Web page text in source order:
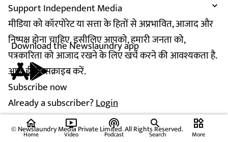
Support Independent Media
मीडिया को कॉरपोरेट या सत्ता के हितों से अप्रभावित, आजाद और
निष्पक्ष होना चाहिए. इसीलिए आपको, हमारी जनता को,
पत्रकारिता को आजाद रखने के लिए खर्च करने की आवश्यकता है.
आज ही सब्सक्राइब करें.
Subscribe now
Already a subscriber?Login
Download the Newslaundry app
© Newslaundry Media Private Limited. All Rights Reserved.
home
Home
ondemand_video
Video
podcasts
Podcast Search
widgets
More